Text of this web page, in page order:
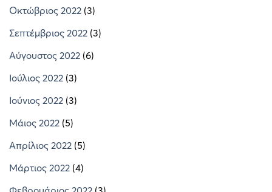
Οκτώβριος 2022 (3)
Σεπτέμβριος 2022 (3)
Αύγουστος 2022 (6)
Ιούλιος 2022 (3)
Ιούνιος 2022 (3)
Μάιος 2022 (5)
Απρίλιος 2022 (5)
Μάρτιος 2022 (4)